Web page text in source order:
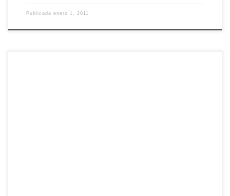
Publicada enero 1, 2011